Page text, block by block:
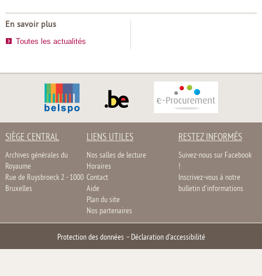
En savoir plus
Toutes les actualités
SIÈGE CENTRAL
Archives générales du
Royaume
Rue de Ruysbroeck 2 - 1000
Bruxelles
LIENS UTILES
Nos salles de lecture
Horaires
Contact
Aide
Plan du site
Nos partenaires
RESTEZ INFORMÉS
Suivez-nous sur Facebook
!
Inscrivez-vous à notre
bulletin d'informations
Protection des données– Déclaration d'accessibilité